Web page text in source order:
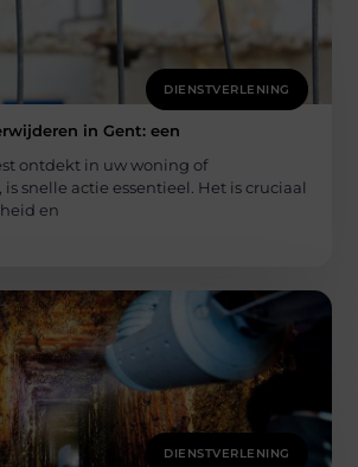
DIENSTVERLENING
in Gent: een
ontdekt in uw woning of
snelle actie essentieel. Het is cruciaal
en
DIENSTVERLENING